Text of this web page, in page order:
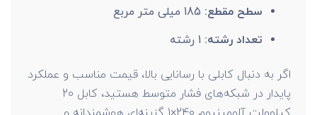
سطح مقطع:
تعداد رشته: 1 رشته
اگر به دنبال کابلی با رسانایی بالا، قیمت مناسب و عملکرد
پایدار در شبکه‌های فشار متوسط هستید، کابل 20